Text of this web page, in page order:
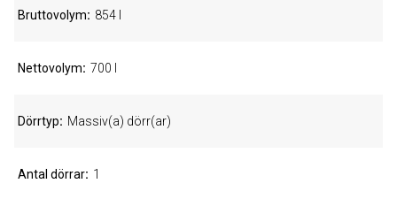
Bruttovolym 854 l
Nettovolym 700 l
Dörrtyp Massiv(a) dörr(ar)
Antal dörrar 1